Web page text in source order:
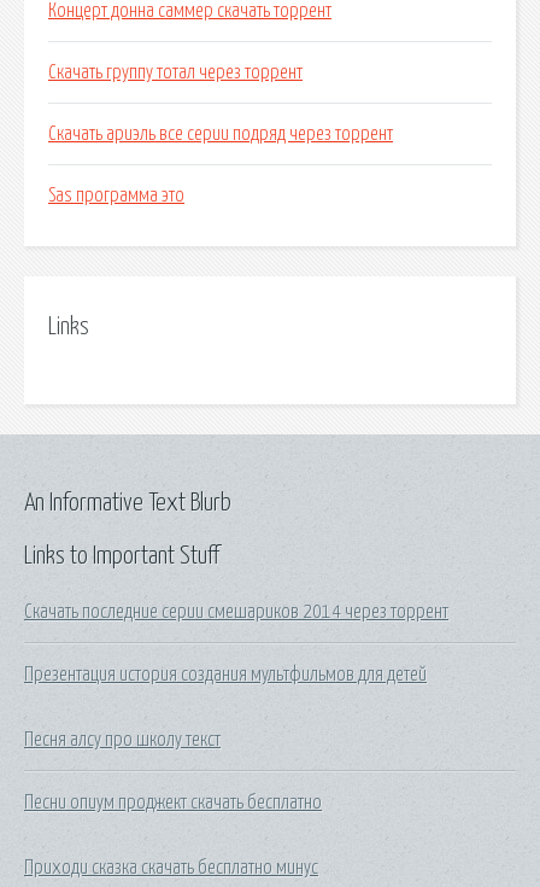
Концерт донна саммер скачать торрент
Скачать группу тотал через торрент
Скачать ариэль все серии подряд через торрент
Sas программа это
Links
Links to Important Stuff
Скачать последние серии смешариков 2014 через торрент
Презентация история создания мультфильмов для детей
Песня алсу про школу текст
Песни опиум проджект скачать бесплатно
Приходи сказка скачать бесплатно минус
An Informative Text Blurb